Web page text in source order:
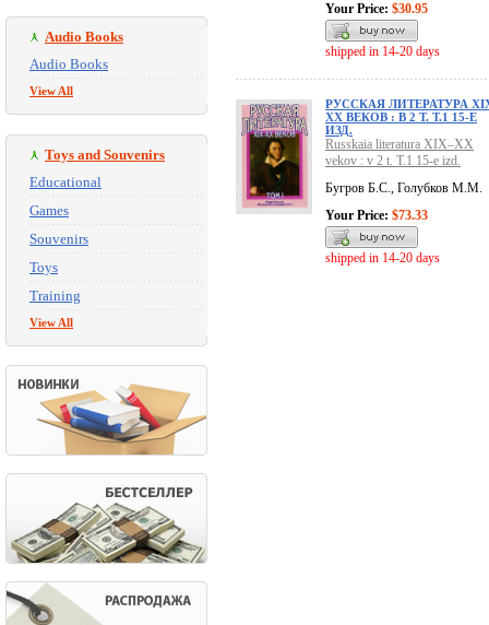
Audio Books
Audio Books
View All
Toys and Souvenirs
Educational
Games
Souvenirs
Toys
Training
View All
Your Price: $30.95
shipped in 14-20 days
РУССКАЯ ЛИТЕРАТУРА
XX ВЕКОВ : В 2 Т. Т.1 15-Е
ИЗД.
Russkaia literatura XIX–XX
vekov : v 2 t. T.1 15-e izd.
Бугров Б.С., Голубков М.М.
Your Price: $73.33
shipped in 14-20 days